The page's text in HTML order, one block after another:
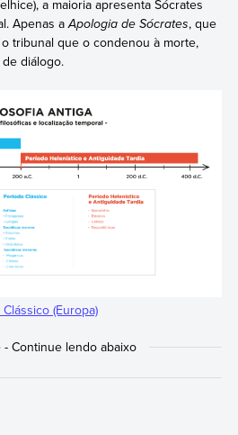
a maioria apresenta Sócrates
Apenas aApologia de Sócrates, que
tribunal que o condenou à morte,
diálogo.
(Europa)